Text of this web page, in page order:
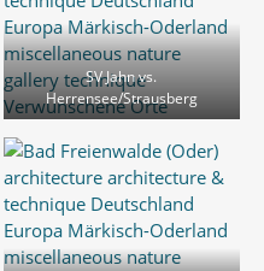
SV Jahn vs.
Herrensee/Strausberg